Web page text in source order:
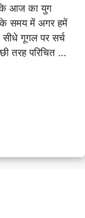
आज का युग
समय में अगर हमें
सीधे गूगल पर सर्च
तरह परिचित …